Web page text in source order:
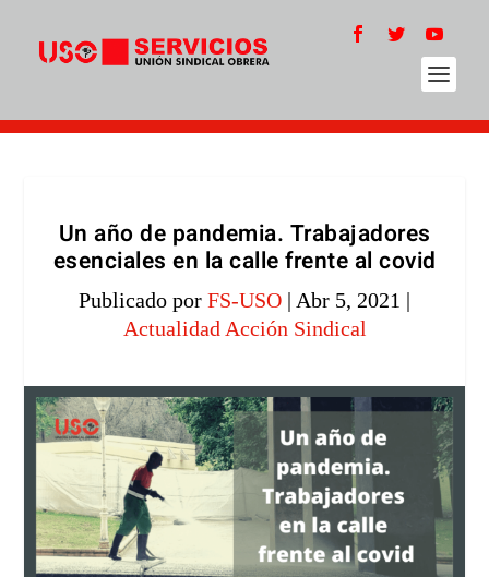
Un año de pandemia. Trabajadores
esenciales en la calle frente al covid
Publicado por FS-USO | Abr 5, 2021 |
Actualidad Acción Sindical